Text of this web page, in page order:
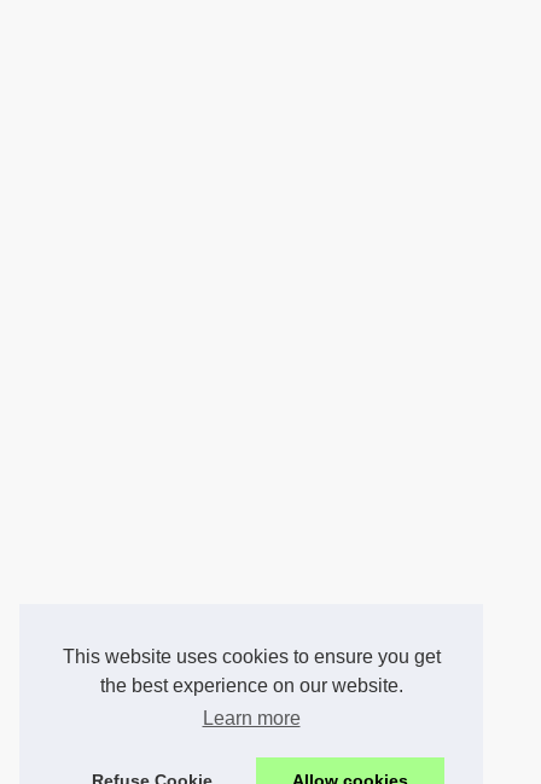
This website uses cookies to ensure you get
the best experience on our website.
Learn more